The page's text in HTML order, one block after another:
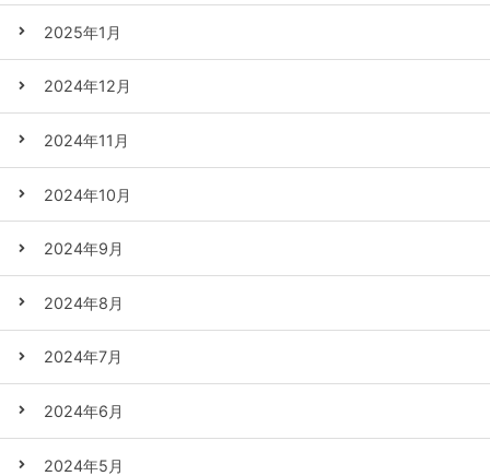
2025年1月
2024年12月
2024年11月
2024年10月
2024年9月
2024年8月
2024年7月
2024年6月
2024年5月